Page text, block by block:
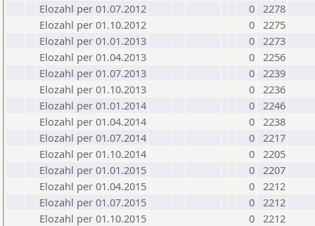
Elozahl per 01.07.2012
0 2278
Elozahl per 01.10.2012
0 2275
Elozahl per 01.01.2013
0 2273
Elozahl per 01.04.2013
0 2256
Elozahl per 01.07.2013
0 2239
Elozahl per 01.10.2013
0 2236
Elozahl per 01.01.2014
0 2246
Elozahl per 01.04.2014
0 2238
Elozahl per 01.07.2014
0 2217
Elozahl per 01.10.2014
0 2205
Elozahl per 01.01.2015
0 2207
Elozahl per 01.04.2015
0 2212
Elozahl per 01.07.2015
0 2212
Elozahl per 01.10.2015
0 2212